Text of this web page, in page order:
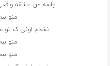
واسه من عشقه
منو
نشدم اونی ک تو
منو
منو